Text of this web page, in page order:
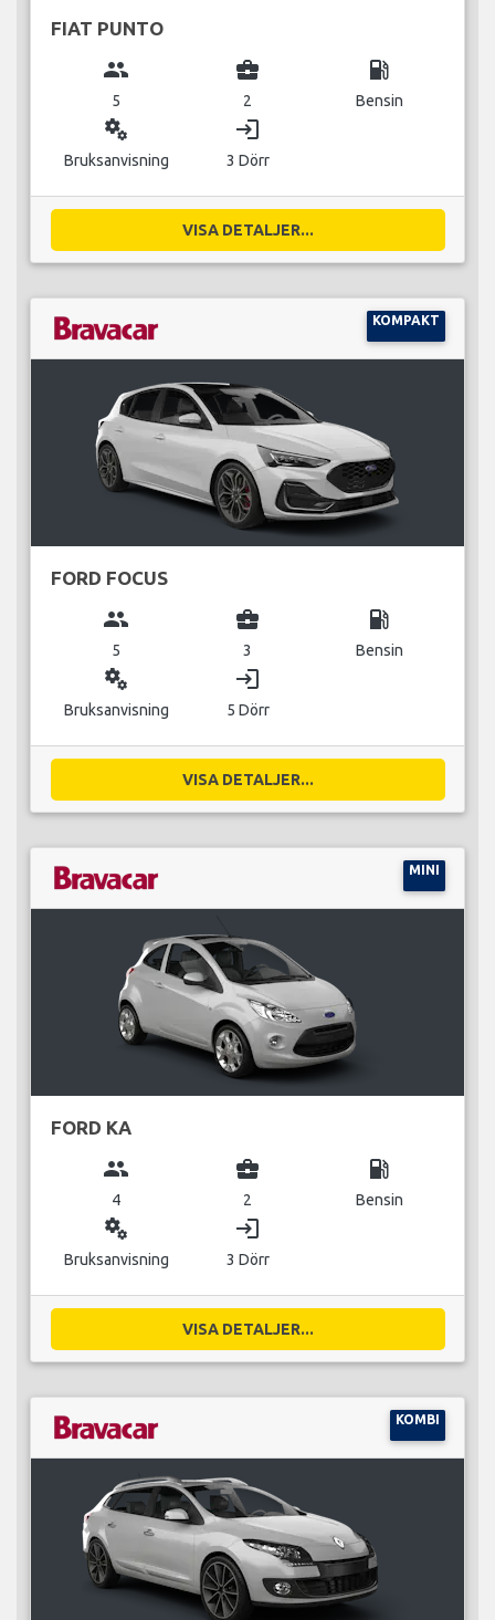
FIAT PUNTO
group
5
business_center
2
local_gas_station
Bensin
miscellaneous_services
Bruksanvisning
login
3 Dörr
VISA DETALJER...
KOMPAKT
FORD FOCUS
group
5
business_center
3
local_gas_station
Bensin
miscellaneous_services
Bruksanvisning
login
5 Dörr
VISA DETALJER...
MINI
FORD KA
group
4
business_center
2
local_gas_station
Bensin
miscellaneous_services
Bruksanvisning
login
3 Dörr
VISA DETALJER...
KOMBI